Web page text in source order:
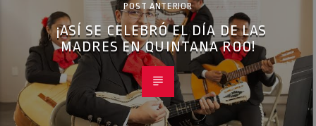
POST ANTERIOR
¡ASÍ SE CELEBRÓ EL DÍA DE LAS
MADRES EN QUINTANA ROO!